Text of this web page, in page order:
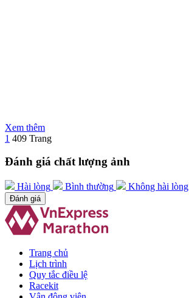
Xem thêm
1 409 Trang
Đánh giá chất lượng ảnh
Hài lòng Bình thường Không hài lòng
Đánh giá
Trang chủ
Lịch trình
Quy tắc điều lệ
Racekit